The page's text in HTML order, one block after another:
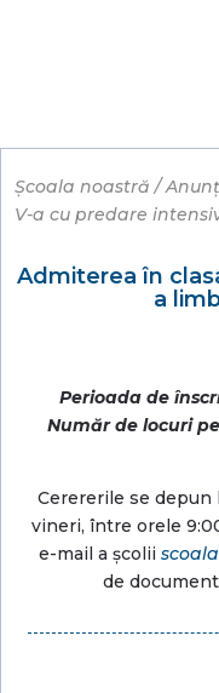
Școala noastră /
V-a cu predare
Admiterea în
a
Perioada de
Număr de locuri
Cerererile se depun
vineri, între orele
e-mail a școlii
de